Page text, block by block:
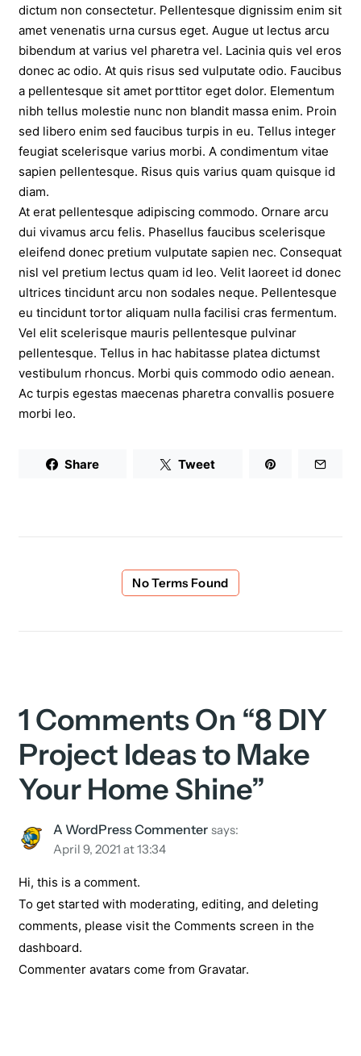
dictum non consectetur. Pellentesque dignissim enim sit
amet venenatis urna cursus eget. Augue ut lectus arcu
bibendum at varius vel pharetra vel. Lacinia quis vel eros
donec ac odio. At quis risus sed vulputate odio. Faucibus
a pellentesque sit amet porttitor eget dolor. Elementum
nibh tellus molestie nunc non blandit massa enim. Proin
sed libero enim sed faucibus turpis in eu. Tellus integer
feugiat scelerisque varius morbi. A condimentum vitae
sapien pellentesque. Risus quis varius quam quisque id
diam.
At erat pellentesque adipiscing commodo. Ornare arcu
dui vivamus arcu felis. Phasellus faucibus scelerisque
eleifend donec pretium vulputate sapien nec. Consequat
nisl vel pretium lectus quam id leo. Velit laoreet id donec
ultrices tincidunt arcu non sodales neque. Pellentesque
eu tincidunt tortor aliquam nulla facilisi cras fermentum.
Vel elit scelerisque mauris pellentesque pulvinar
pellentesque. Tellus in hac habitasse platea dictumst
vestibulum rhoncus. Morbi quis commodo odio aenean.
Ac turpis egestas maecenas pharetra convallis posuere
morbi leo.
Share Tweet
No Terms Found
1 Comments On “8 DIY
Project Ideas to Make
Your Home Shine”
A WordPress Commenter says:
April 9, 2021 at 13:34
Hi, this is a comment.
To get started with moderating, editing, and deleting
comments, please visit the Comments screen in the
dashboard.
Commenter avatars come from Gravatar.